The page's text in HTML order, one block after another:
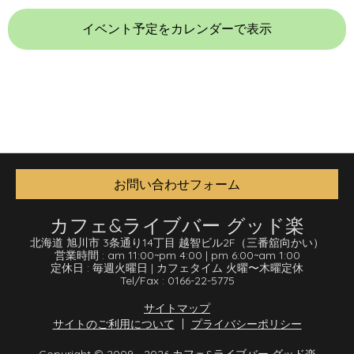
イベント予定をカレンダーで表示
お問い合わせフォーム
カフェ&ライブバー グッド楽
北海道 旭川市 3条通り14丁目 越智ビル2F （三番舘向かい）
営業時間 : am 11:00~pm 4:00 | pm 6:00~am 1:00
定休日 : 毎週火曜日 | カフェタイム 火曜〜木曜定休
Tel/Fax : 0166-22-5775
サイトマップ
サイトのご利用について
プライバシーポリシー